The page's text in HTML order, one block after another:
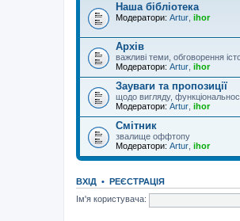
Наша бібліотека
Модератори: Artur ihor
Архів
важливі теми, обговорення
Модератори: Artur ihor
Зауваги та пропозиції
щодо вигляду,
Модератори: Artur ihor
Смітник
звалище оффтопу
Модератори: Artur ihor
ВХІД • РЕЄСТРАЦІЯ
Ім'я користувача: